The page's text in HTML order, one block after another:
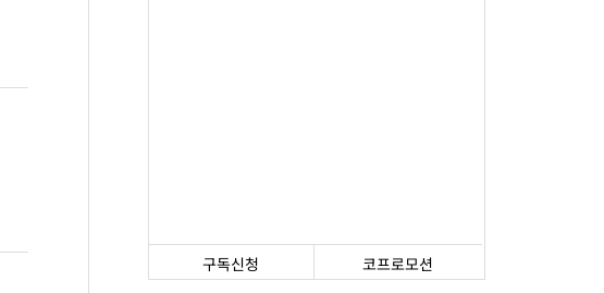
구독신청 코프로모션